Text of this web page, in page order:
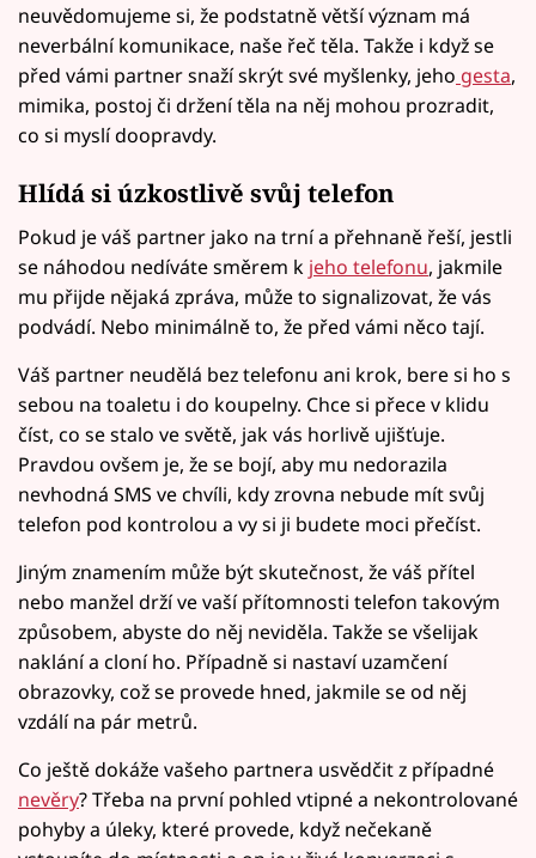
neuvědomujeme si, že podstatně větší význam má
neverbální komunikace, naše řeč těla. Takže i když se
před vámi partner snaží skrýt své myšlenky, jeho gesta,
mimika, postoj či držení těla na něj mohou prozradit,
co si myslí doopravdy.
Hlídá si úzkostlivě svůj telefon
Pokud je váš partner jako na trní a přehnaně řeší, jestli
se náhodou nedíváte směrem k jeho telefonu, jakmile
mu přijde nějaká zpráva, může to signalizovat, že vás
podvádí. Nebo minimálně to, že před vámi něco tají.
Váš partner neudělá bez telefonu ani krok, bere si ho s
sebou na toaletu i do koupelny. Chce si přece v klidu
číst, co se stalo ve světě, jak vás horlivě ujišťuje.
Pravdou ovšem je, že se bojí, aby mu nedorazila
nevhodná SMS ve chvíli, kdy zrovna nebude mít svůj
telefon pod kontrolou a vy si ji budete moci přečíst.
Jiným znamením může být skutečnost, že váš přítel
nebo manžel drží ve vaší přítomnosti telefon takovým
způsobem, abyste do něj neviděla. Takže se všelijak
naklání a cloní ho. Případně si nastaví uzamčení
obrazovky, což se provede hned, jakmile se od něj
vzdálí na pár metrů.
Co ještě dokáže vašeho partnera usvědčit z případné
nevěry? Třeba na první pohled vtipné a nekontrolované
pohyby a úleky, které provede, když nečekaně